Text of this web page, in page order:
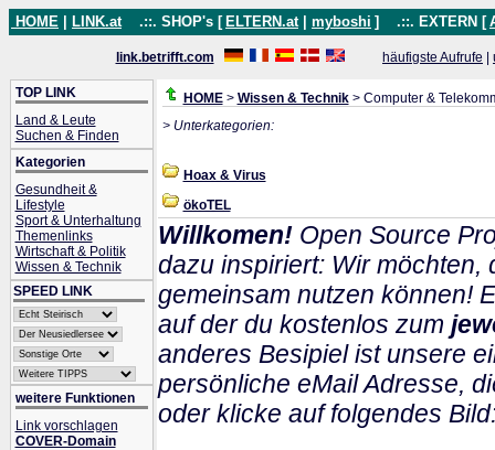
HOME LINK.at .::. SHOP's [ ELTERN.at myboshi ] .::. EXTERN [
link.betrifft.com häufigste Aufrufe
TOP LINK
Land & Leute
Suchen & Finden
Kategorien
Gesundheit &
Lifestyle
Sport & Unterhaltung
Themenlinks
Wirtschaft & Politik
Wissen & Technik
SPEED LINK
weitere Funktionen
Link vorschlagen
COVER-Domain
HOME> Wissen & Technik> Computer &
> Unterkategorien:
Hoax & Virus
ökoTEL
Willkomen!Open Source
dazu inspiriert: Wir möchten,
gemeinsam nutzen können!
auf der du kostenlos zum
anderes Besipiel ist unsere
persönliche eMail Adresse,
oder klicke auf folgendes